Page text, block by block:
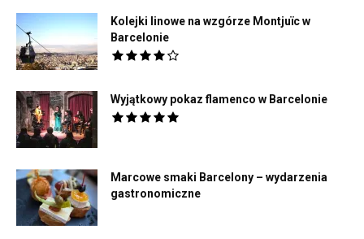
Kolejki linowe na wzgórze Montjuïc w
Barcelonie
Wyjątkowy pokaz flamenco w Barcelonie
Marcowe smaki Barcelony – wydarzenia
gastronomiczne